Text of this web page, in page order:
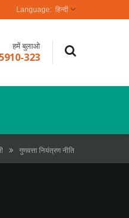
हिन्दी
हमें बुलाओ
323
गुणवत्ता नियंत्रण नीति